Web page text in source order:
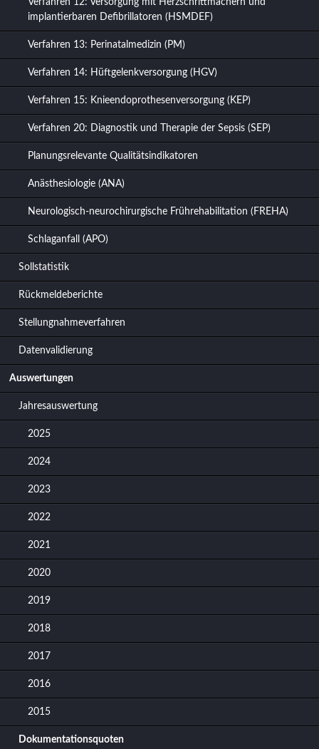
Verfahren 12: Versorgung mit Herzschrittmachern und
implantierbaren Defibrillatoren (HSMDEF)
Verfahren 13: Perinatalmedizin (PM)
Verfahren 14: Hüftgelenkversorgung (HGV)
Verfahren 15: Knieendoprothesenversorgung (KEP)
Verfahren 20: Diagnostik und Therapie der Sepsis (SEP)
Planungsrelevante Qualitätsindikatoren
Anästhesiologie (ANA)
Neurologisch-neurochirurgische Frührehabilitation (FREHA)
Schlaganfall (APO)
Sollstatistik
Rückmeldeberichte
Stellungnahmeverfahren
Datenvalidierung
Auswertungen
Jahresauswertung
2025
2024
2023
2022
2021
2020
2019
2018
2017
2016
2015
Dokumentationsquoten